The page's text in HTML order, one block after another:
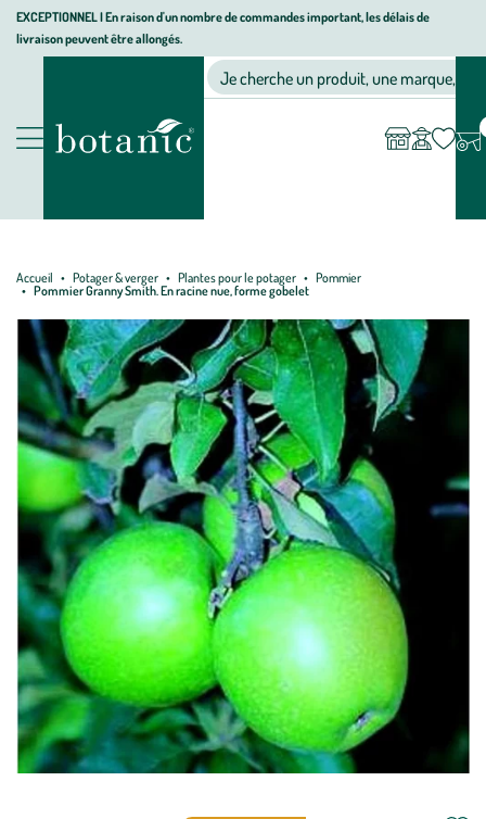
Aller
Aller
au
Aller
au
page
EXCEPTIONNEL I En raison d'un nombre de commandes important, les délais de
livraison peuvent être allongés.
Nos produits
Jardinerie écologique, animalerie, décoration, alimentation bio
Je cherche un produit, une marque, un
compte
Accueil Potager & verger Plantes pour le potager
Pommier
Pommier Granny Smith. En racine nue, forme gobelet